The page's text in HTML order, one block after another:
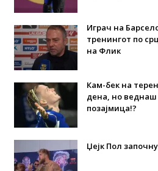
Играч на
тренингот по
на Флик
Кам-бек на
дена, но
позајмица!?
Џејк Пол